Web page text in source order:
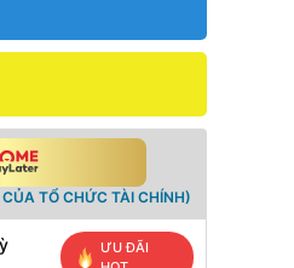
TỔ CHỨC TÀI CHÍNH)
ƯU ĐÃI